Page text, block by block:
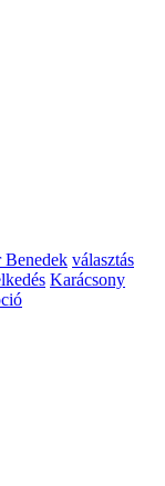
Benedek választás
Karácsony